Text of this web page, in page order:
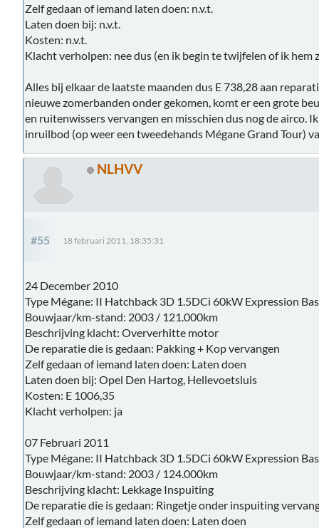
Zelf gedaan of iemand laten doen: n.v.t.
Laten doen bij: n.v.t.
Kosten: n.v.t.
Klacht verholpen: nee dus (en ik begin te twijfelen of ik hem
Alles bij elkaar de laatste maanden dus E 738,28 aan
nieuwe zomerbanden onder gekomen, komt er een grote
en ruitenwissers vervangen en misschien dus nog de airco.
inruilbod (op weer een tweedehands Mégane Grand Tour)
NLHVV
#55 18 februari 2011, 18:35:31
24 December 2010
Type Mégane: II Hatchback 3D 1.5DCi 60kW Expression
Bouwjaar/km-stand: 2003 / 121.000km
Beschrijving klacht: Oververhitte motor
De reparatie die is gedaan: Pakking + Kop vervangen
Zelf gedaan of iemand laten doen: Laten doen
Laten doen bij: Opel Den Hartog, Hellevoetsluis
Kosten: E 1006,35
Klacht verholpen: ja
07 Februari 2011
Type Mégane: II Hatchback 3D 1.5DCi 60kW Expression
Bouwjaar/km-stand: 2003 / 124.000km
Beschrijving klacht: Lekkage Inspuiting
De reparatie die is gedaan: Ringetje onder inspuiting
Zelf gedaan of iemand laten doen: Laten doen